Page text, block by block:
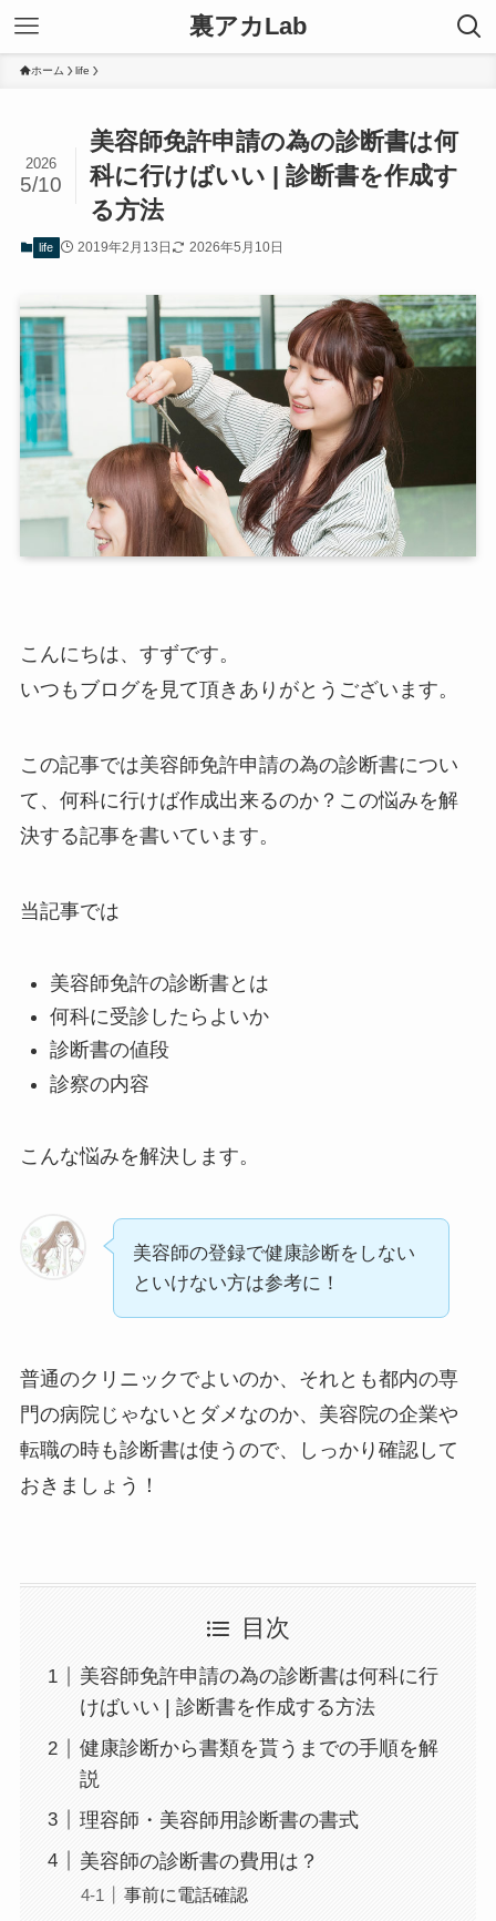
裏アカLab
ホーム life
美容師免許申請の為の診断書は何
科に行けばいい | 診断書を作成す
る方法
2026
5/10
life 2019年2月13日 2026年5月10日
こんにちは、すずです。
いつもブログを見て頂きありがとうございます。
この記事では美容師免許申請の為の診断書につい
て、何科に行けば作成出来るのか？この悩みを解
決する記事を書いています。
当記事では
美容師免許の診断書とは
何科に受診したらよいか
診断書の値段
診察の内容
こんな悩みを解決します。
美容師の登録で健康診断をしない
といけない方は参考に！
普通のクリニックでよいのか、それとも都内の専
門の病院じゃないとダメなのか、美容院の企業や
転職の時も診断書は使うので、しっかり確認して
おきましょう！
目次
美容師免許申請の為の診断書は何科に行
けばいい | 診断書を作成する方法
健康診断から書類を貰うまでの手順を解
説
理容師・美容師用診断書の書式
美容師の診断書の費用は？
事前に電話確認